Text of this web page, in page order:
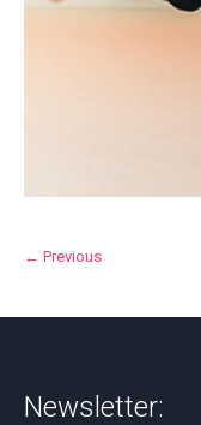
← Previous
Newsletter: